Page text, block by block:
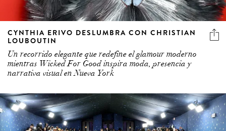
CYNTHIA ERIVO DESLUMBRA CON CHRISTIAN
LOUBOUTIN
Un recorrido elegante que redefine el glamour moderno
mientras Wicked For Good inspira moda, presencia y
narrativa visual en Nueva York